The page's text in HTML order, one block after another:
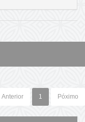
Anterior 1 Póximo